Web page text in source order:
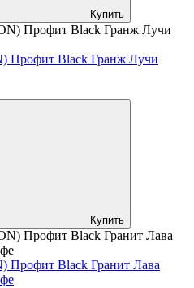
Купить
Профит Black Гранж Лучи
Купить
Профит Black Гранит Лава